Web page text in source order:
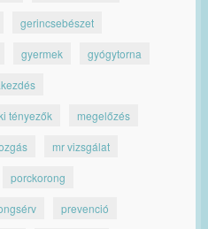
gerincsebészet
gyermek gyógytorna
tényezők megelőzés
mr vizsgálat
porckorong
prevenció